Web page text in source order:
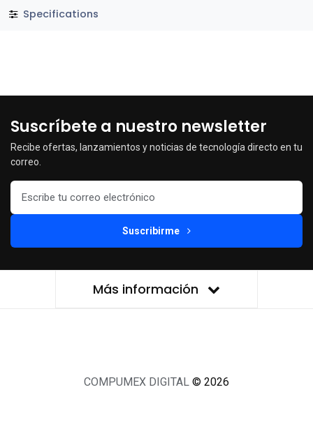
Specifications
Suscríbete a nuestro newsletter
Recibe ofertas, lanzamientos y noticias de tecnología directo en tu
correo.
Suscribirme
Más información
COMPUMEX DIGITAL © 2026